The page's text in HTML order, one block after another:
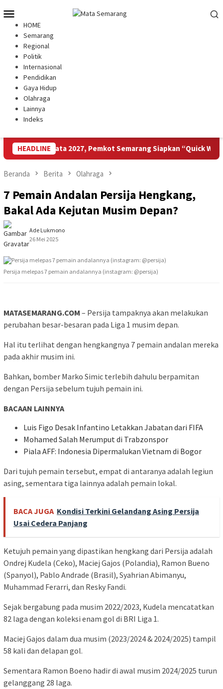
ke
kontenMobile
HOME
Semarang
Regional
Politik
Internasional
Pendidikan
Gaya Hidup
Olahraga
Lainnya
Indeks
HEADLINE
Pariwisata 2027, Pemkot Semarang Siapkan “Quick Win” dan
Beranda Berita Olahraga
7 Pemain Andalan Persija Hengkang,
Bakal Ada Kejutan Musim Depan?
Ade Lukmono
26 Mei 2025
Persija melepas 7 pemain andalannya (instagram: @persija)
MATASEMARANG.COM – Persija tampaknya akan melakukan
perubahan besar-besaran pada Liga 1 musim depan.
Hal itu terlihat dengan hengkangnya 7 pemain andalan mereka
pada akhir musim ini.
Bahkan, bomber Marko Simic terlebih dahulu berpamitan
dengan Persija sebelum tujuh pemain ini.
BACAAN LAINNYA
Luis Figo Desak Infantino Letakkan Jabatan dari FIFA
Mohamed Salah Merumput di Trabzonspor
Piala AFF: Indonesia Dipermalukan Vietnam di Bogor
Dari tujuh pemain tersebut, empat di antaranya adalah legiun
asing, sementara tiga lainnya adalah pemain lokal.
BACA JUGA Kondisi Terkini Gelandang Asing Persija
Usai Cedera Panjang
Ketujuh pemain yang dipastikan hengkang dari Persija adalah
Ondrej Kudela (Ceko), Maciej Gajos (Polandia), Ramon Bueno
(Spanyol), Pablo Andrade (Brasil), Syahrian Abimanyu,
Muhammad Ferarri, dan Resky Fandi.
Sejak bergabung pada musim 2022/2023, Kudela mencatatkan
82 laga dengan koleksi enam gol di BRI Liga 1.
Maciej Gajos dalam dua musim (2023/2024 & 2024/2025) tampil
58 kali dan delapan gol.
Sementara Ramon Boeno hadir di awal musim 2024/2025 turun
gelanggang 28 laga.